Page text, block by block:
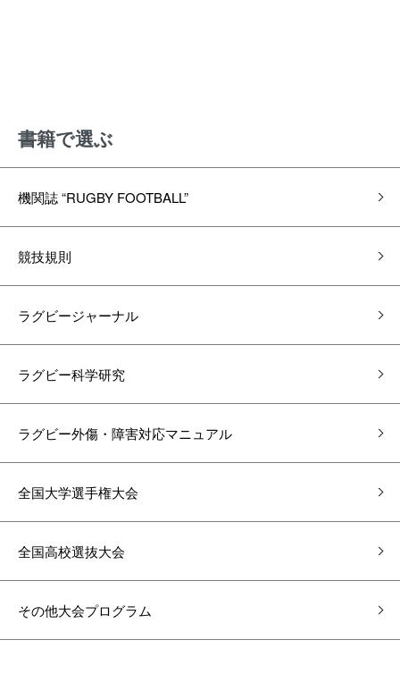
書籍で選ぶ
機関誌 “RUGBY FOOTBALL”
競技規則
ラグビージャーナル
ラグビー科学研究
ラグビー外傷・障害対応マニュアル
全国大学選手権大会
全国高校選抜大会
その他大会プログラム